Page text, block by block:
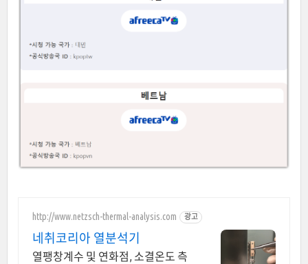
http://www.netzsch-thermal-analysis.com 광고
네취코리아 열분석기
열팽창계수 및 연화점, 소결온도 측